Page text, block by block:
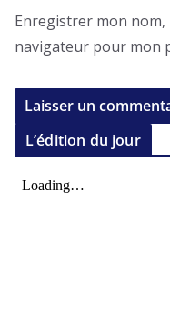
Enregistrer mon nom,
navigateur pour mon
L’édition du jour